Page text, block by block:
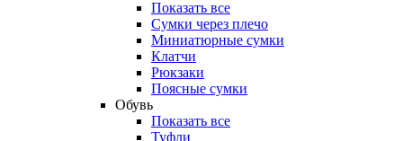
Показать все
Сумки через плечо
Миниатюрные cумки
Клатчи
Рюкзаки
Поясные сумки
Обувь
Показать все
Туфли